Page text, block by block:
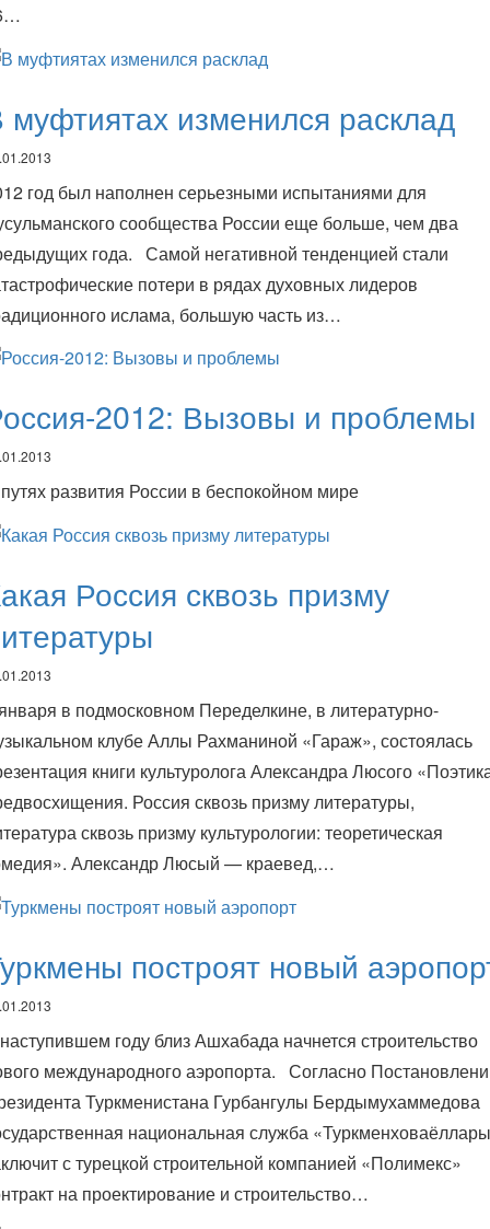
муфтиятах изменился расклад
год был наполнен серьезными испытаниями для
сообщества России еще больше, чем два
года. Самой негативной тенденцией стали
потери в рядах духовных лидеров
ислама, большую часть из…
2012: Вызовы и проблемы
развития России в беспокойном мире
Россия сквозь призму
в подмосковном Переделкине, в литературно-
клубе Аллы Рахманиной «Гараж», состоялась
книги культуролога Александра Люсого
Россия сквозь призму литературы,
сквозь призму культурологии: теоретическая
Александр Люсый — краевед,…
построят новый
году близ Ашхабада начнется строительство
международного аэропорта. Согласно
Туркменистана Гурбангулы Бердымухаммедова
национальная служба
с турецкой строительной компанией «Полимекс»
на проектирование и строительство…